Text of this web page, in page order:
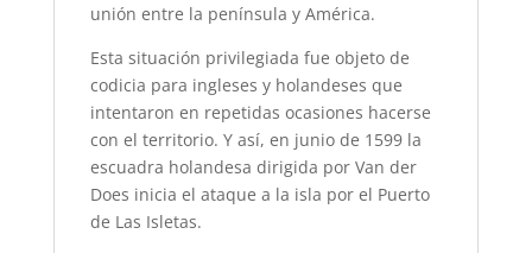
unión entre la península y América.
Esta situación privilegiada fue objeto de
codicia para ingleses y holandeses que
intentaron en repetidas ocasiones hacerse
con el territorio. Y así, en junio de 1599 la
escuadra holandesa dirigida por Van der
Does inicia el ataque a la isla por el Puerto
de Las Isletas.